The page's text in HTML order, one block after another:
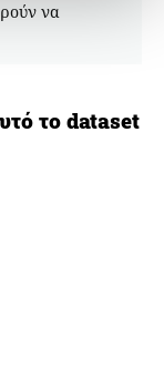
να
το dataset